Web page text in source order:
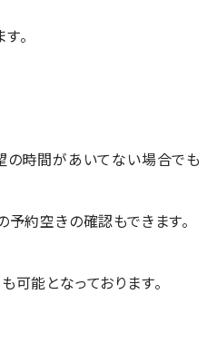
。
の時間があいてない場合でも
約空きの確認もできます。
可能となっております。